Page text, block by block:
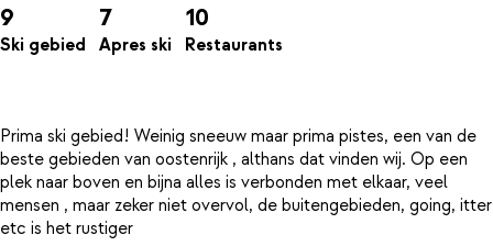
9
Ski gebied
7
Apres ski
10
Restaurants
Prima ski gebied! Weinig sneeuw maar prima pistes, een van de
beste gebieden van oostenrijk , althans dat vinden wij. Op een
plek naar boven en bijna alles is verbonden met elkaar, veel
mensen , maar zeker niet overvol, de buitengebieden, going, itter
etc is het rustiger